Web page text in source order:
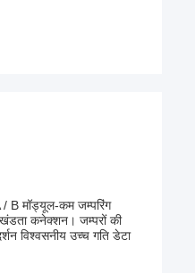
B मॉड्यूल-कम जम्परिंग
कनेक्शन। जम्परों की
विश्वसनीय उच्च गति डेटा